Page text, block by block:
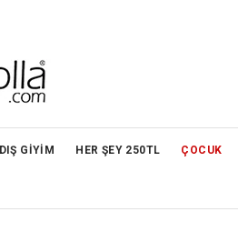
DIŞ GİYİM HER ŞEY 250TL ÇOCUK